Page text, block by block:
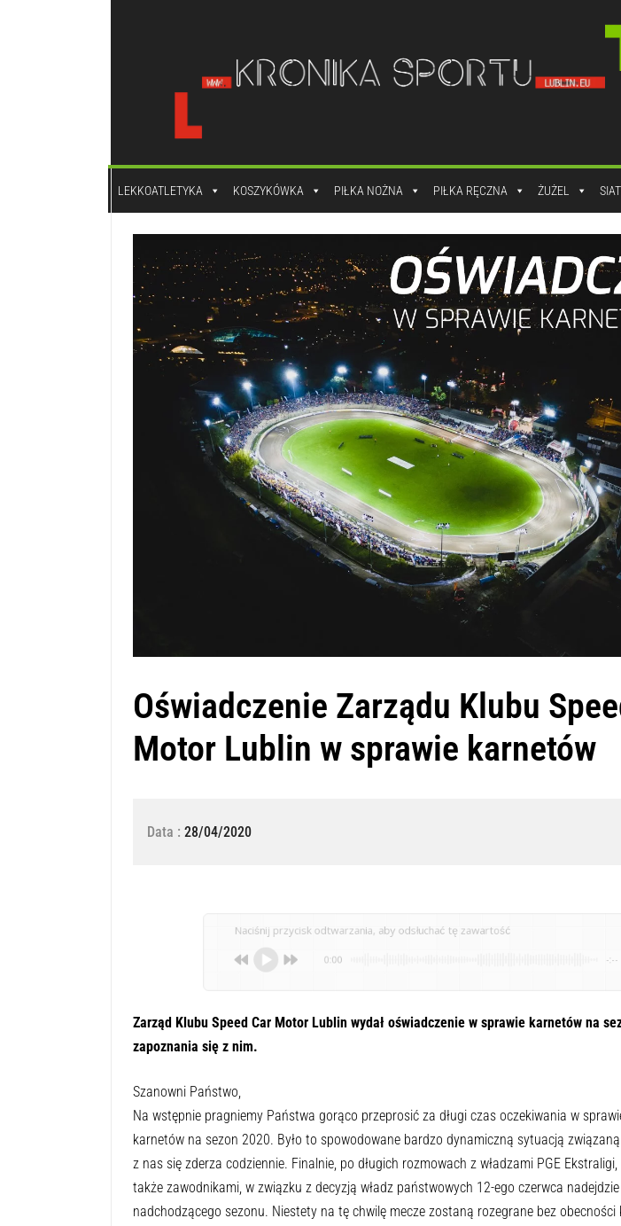
LEKKOATLETYKA KOSZYKÓWKA PIŁKA NOŻNA PIŁKA RĘCZNA ŻUŻEL
Oświadczenie Zarządu Klubu
Motor Lublin w sprawie karnetów
Data : 28/04/2020
Naciśnij przycisk odtwarzania, aby odsłuchać tę zawartość
0:00
Zarząd Klubu Speed Car Motor Lublin wydał oświadczenie w sprawie karnetów na
zapoznania się z nim.
Szanowni Państwo,
Na wstępnie pragniemy Państwa gorąco przeprosić za długi czas oczekiwania w
karnetów na sezon 2020. Było to spowodowane bardzo dynamiczną sytuacją
z nas się zderza codziennie. Finalnie, po długich rozmowach z władzami PGE
także zawodnikami, w związku z decyzją władz państwowych 12-ego czerwca
nadchodzącego sezonu. Niestety na tę chwilę meczezostaną rozegrane bez obecności